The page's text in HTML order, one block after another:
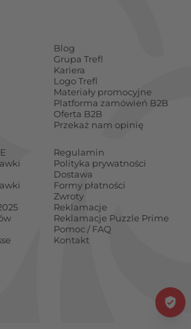
Blog
Grupa Trefl
Kariera
Logo Trefl
Materiały promocyjne
Platforma zamówień B2B
Oferta B2B
Przekaż nam opinię
Regulamin
Polityka prywatności
Dostawa
Formy płatności
Zwroty
Reklamacje
Reklamacje Puzzle Prime
Pomoc / FAQ
Kontakt